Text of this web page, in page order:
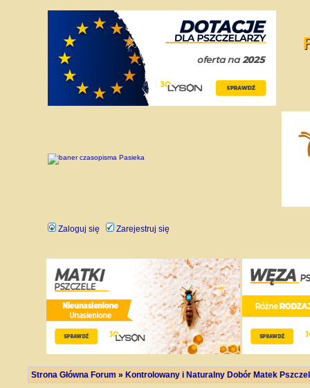
Zaloguj się Zarejestruj się
Strona Główna Forum » Kontrolowany i Naturalny Dobór Matek